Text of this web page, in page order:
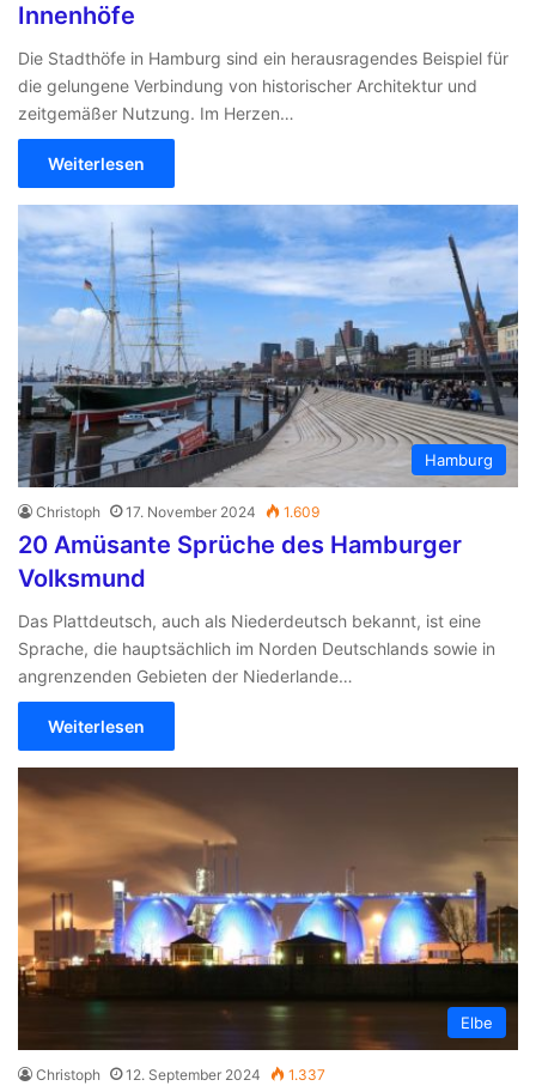
Innenhöfe
Die Stadthöfe in Hamburg sind ein herausragendes Beispiel für
die gelungene Verbindung von historischer Architektur und
zeitgemäßer Nutzung. Im Herzen…
Weiterlesen
Hamburg
Christoph 17. November 2024 1.609
20 Amüsante Sprüche des Hamburger
Volksmund
Das Plattdeutsch, auch als Niederdeutsch bekannt, ist eine
Sprache, die hauptsächlich im Norden Deutschlands sowie in
angrenzenden Gebieten der Niederlande…
Weiterlesen
Elbe
Christoph 12. September 2024 1.337